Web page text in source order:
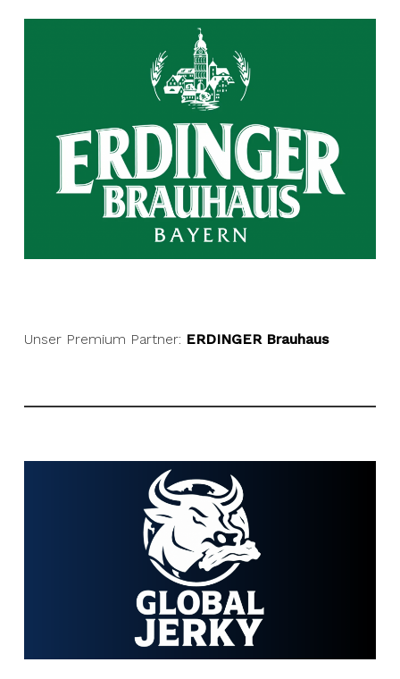
Unser Premium Partner: ERDINGER Brauhaus